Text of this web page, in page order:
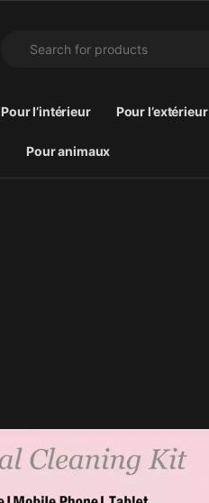
Pour l’intérieur Pour l’extérieur
Pour animaux